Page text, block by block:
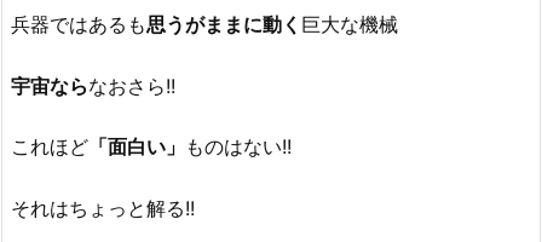
兵器ではあるも思うがままに動く 巨大な機械
宇宙ならなおさら!!
これほど 「面白い」 ものはない!!
それはちょっと解る!!